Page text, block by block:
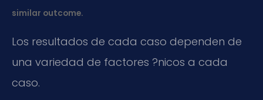
similar outcome.
Los resultados de cada caso dependen de
una variedad de factores ?nicos a cada
caso.